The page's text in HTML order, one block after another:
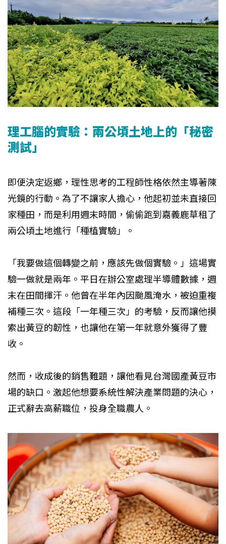
理工腦的實驗：兩公頃土地上的「秘密
測試」
即便決定返鄉，理性思考的工程師性格依然主導著陳
光鏡的行動。為了不讓家人擔心，他起初並未直接回
家種田，而是利用週末時間，偷偷跑到嘉義鹿草租了
兩公頃土地進行「種植實驗」。
「我要做這個轉變之前，應該先做個實驗。」這場實
驗一做就是兩年。平日在辦公室處理半導體數據，週
末在田間揮汗。他曾在半年內因颱風淹水，被迫重複
補種三次。這段「一年種三次」的考驗，反而讓他摸
索出黃豆的韌性，也讓他在第一年就意外獲得了豐
收。
然而，收成後的銷售難題，讓他看見台灣國產黃豆市
場的缺口。激起他想要系統性解決產業問題的決心，
正式辭去高薪職位，投身全職農人。